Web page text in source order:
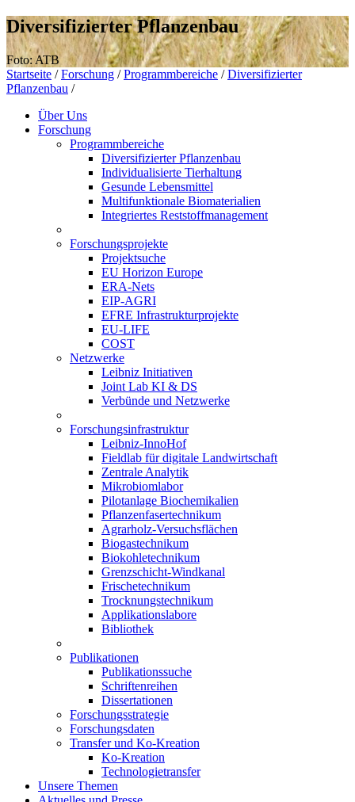
Diversifizierter Pflanzenbau
Foto: ATB
Startseite / Forschung / Programmbereiche / Diversifizierter
Pflanzenbau /
Über Uns
Forschung
Programmbereiche
Diversifizierter Pflanzenbau
Individualisierte Tierhaltung
Gesunde Lebensmittel
Multifunktionale Biomaterialien
Integriertes Reststoffmanagement
Forschungsprojekte
Projektsuche
EU Horizon Europe
ERA-Nets
EIP-AGRI
EFRE Infrastrukturprojekte
EU-LIFE
COST
Netzwerke
Leibniz Initiativen
Joint Lab KI & DS
Verbünde und Netzwerke
Forschungsinfrastruktur
Leibniz-InnoHof
Fieldlab für digitale Landwirtschaft
Zentrale Analytik
Mikrobiomlabor
Pilotanlage Biochemikalien
Pflanzenfasertechnikum
Agrarholz-Versuchsflächen
Biogastechnikum
Biokohletechnikum
Grenzschicht-Windkanal
Frischetechnikum
Trocknungstechnikum
Applikationslabore
Bibliothek
Publikationen
Publikationssuche
Schriftenreihen
Dissertationen
Forschungsstrategie
Forschungsdaten
Transfer und Ko-Kreation
Ko-Kreation
Technologietransfer
Unsere Themen